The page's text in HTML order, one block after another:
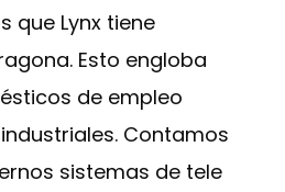
que Lynx tiene
Esto engloba
de empleo
Contamos
sistemas de tele